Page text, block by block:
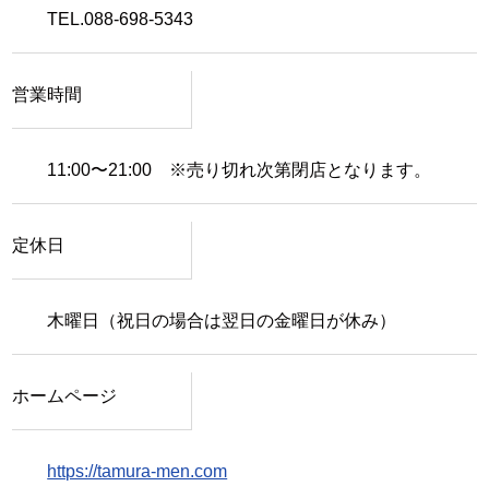
TEL.088-698-5343
営業時間
11:00〜21:00 ※売り切れ次第閉店となります。
定休日
木曜日（祝日の場合は翌日の金曜日が休み）
ホームページ
https://tamura-men.com